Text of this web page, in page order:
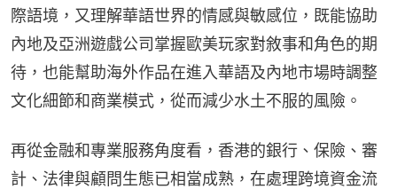
際語境，又理解華語世界的情感與敏感位，既能協助
內地及亞洲遊戲公司掌握歐美玩家對敘事和角色的期
待，也能幫助海外作品在進入華語及內地市場時調整
文化細節和商業模式，從而減少水土不服的風險。
再從金融和專業服務角度看，香港的銀行、保險、審
計、法律與顧問生態已相當成熟，在處理跨境資金流